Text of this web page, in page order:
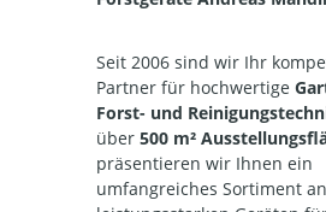
Seit 2006 sind wir Ihr
Partner für hochwertige
Forst- und
über 500 m²
präsentieren wir Ihnen ein
umfangreiches Sortiment an